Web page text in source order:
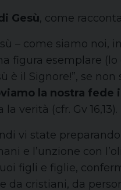
Gesù, come
– come siamo noi,
figura esemplare (lo
il Signore!”, se
la nostra fede
verità (cfr. Gv 16,13).
vi state
e l’unzione con
figli e figlie,
cristiani, da